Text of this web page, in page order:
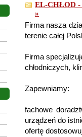
EL-CHŁOD -
»
Firma nasza
terenie całej
Firma
chłodniczych,
Zapewniamy:
fachowe
urządzeń do
ofertę